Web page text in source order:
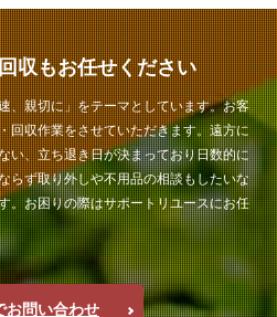
収もお任せください
、親切に」をテーマとしています。お客
回収作業をさせていただきます。遠方に
い、立ち退き日が決まっており日数的に
らず取り外しや不用品の相談もしたいな
。お困りの際はサポートリユースにお任
お問い合わせ